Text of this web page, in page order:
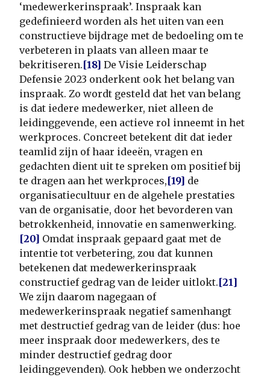
‘medewerkerinspraak’. Inspraak kan
gedefinieerd worden als het uiten van een
constructieve bijdrage met de bedoeling om te
verbeteren in plaats van alleen maar te
bekritiseren.[18] De Visie Leiderschap
Defensie 2023 onderkent ook het belang van
inspraak. Zo wordt gesteld dat het van belang
is dat iedere medewerker, niet alleen de
leidinggevende, een actieve rol inneemt in het
werkproces. Concreet betekent dit dat ieder
teamlid zijn of haar ideeën, vragen en
gedachten dient uit te spreken om positief bij
te dragen aan het werkproces,[19] de
organisatiecultuur en de algehele prestaties
van de organisatie, door het bevorderen van
betrokkenheid, innovatie en samenwerking.
[20] Omdat inspraak gepaard gaat met de
intentie tot verbetering, zou dat kunnen
betekenen dat medewerkerinspraak
constructief gedrag van de leider uitlokt.[21]
We zijn daarom nagegaan of
medewerkerinspraak negatief samenhangt
met destructief gedrag van de leider (dus: hoe
meer inspraak door medewerkers, des te
minder destructief gedrag door
leidinggevenden). Ook hebben we onderzocht